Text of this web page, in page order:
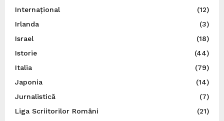
Internațional
(12)
Irlanda
(3)
Israel
(18)
Istorie
(44)
Italia
(79)
Japonia
(14)
Jurnalistică
(7)
Liga Scriitorilor Români
(21)